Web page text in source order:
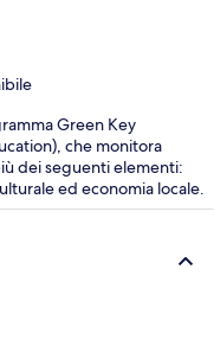
Green Key
che monitora
dei seguenti elementi:
ed economia locale.